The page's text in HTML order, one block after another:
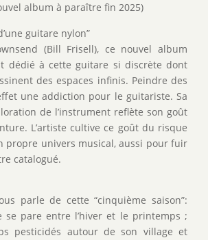
album à paraître fin 2025)
guitare nylon”
(Bill Frisell), ce nouvel album
dédié à cette guitare si discrète dont
des espaces infinis. Peindre des
une addiction pour le guitariste. Sa
de l’instrument reflète son goût
L’artiste cultive ce goût du risque
propre univers musical, aussi pour fuir
catalogué.
parle de cette “cinquième saison”:
se pare entre l’hiver et le printemps ;
pesticidés autour de son village et